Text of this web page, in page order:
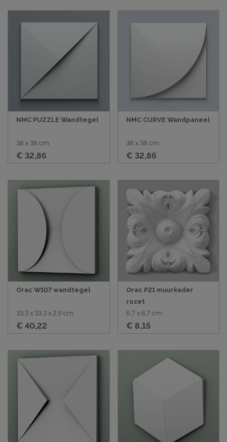
NMC PUZZLE Wandtegel
38 x 38 cm
€ 32,86
NMC CURVE Wandpaneel
38 x 38 cm
€ 32,86
Orac W107 wandtegel
33,3 x 33,3 x 2,9 cm
€ 40,22
Orac P21 muurkader
rozet
6,7 x 6,7 cm
€ 8,15